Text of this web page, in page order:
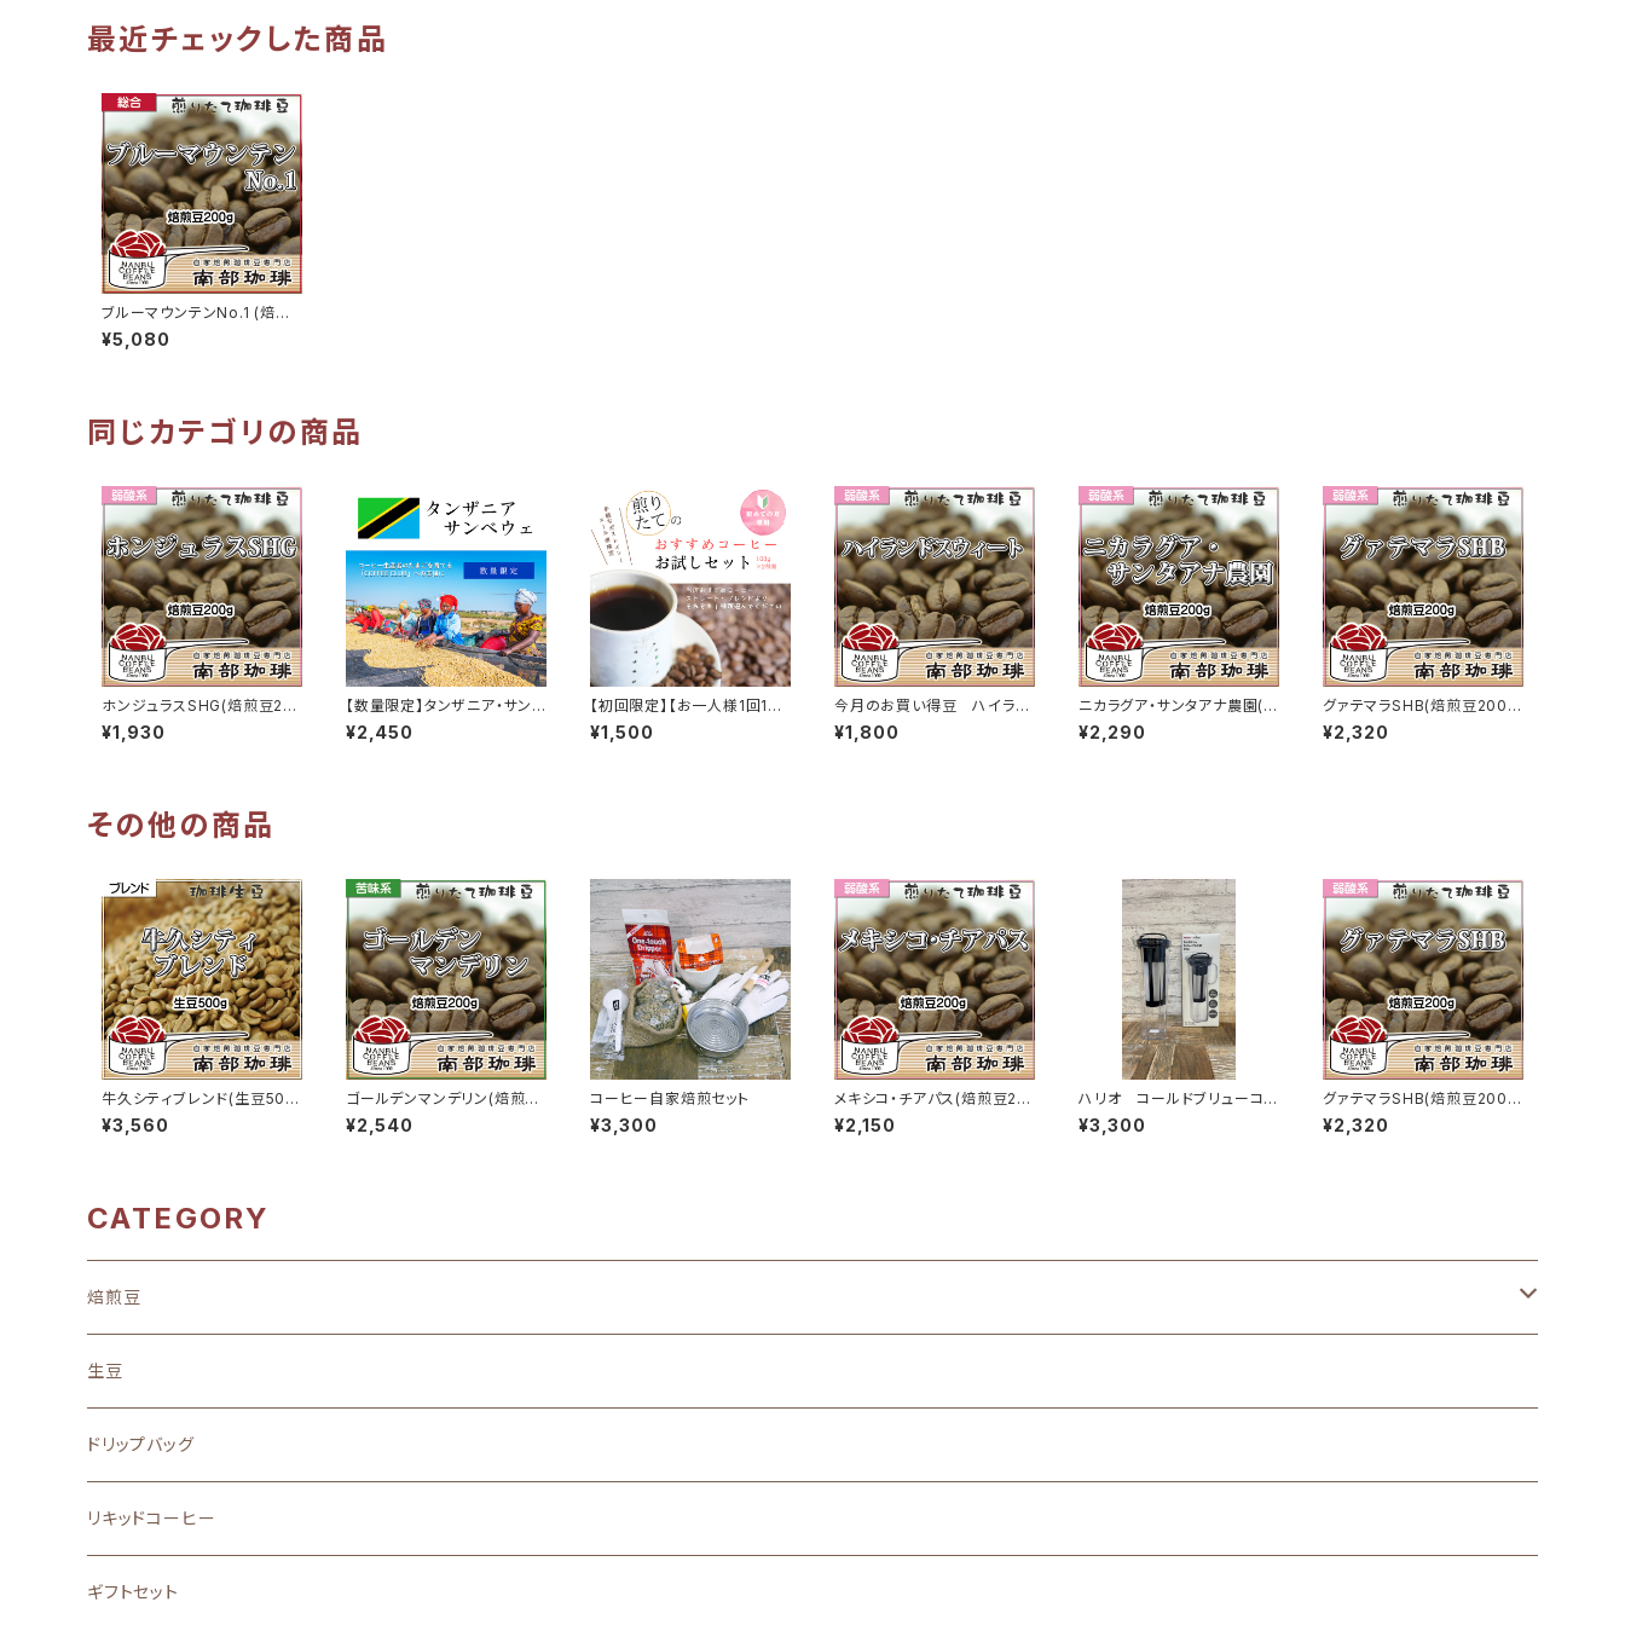
最近チェックした商品
ブルーマウンテンNo.1 (焙煎
豆200g)
¥5,080
同じカテゴリの商品
ホンジュラスSHG(焙煎豆20
0g)
¥1,930
【数量限定】タンザニア・サン
ベウェ(焙煎豆200g)
¥2,450
【初回限定】【お一人様1回1個
まで】おすすめコーヒーお試し
セット（100g×2種類）
¥1,500
今月のお買い得豆 ハイラン
ドスウィート(焙煎豆200g)
¥1,800
ニカラグア・サンタアナ農園(焙
煎豆200g)
¥2,290
グァテマラSHB(焙煎豆200
g)
¥2,320
その他の商品
牛久シティブレンド(生豆500
g)
¥3,560
ゴールデンマンデリン(焙煎豆
200g)
¥2,540
コーヒー自家焙煎セット
¥3,300
メキシコ・チアパス(焙煎豆20
0g)
¥2,150
ハリオ コールドブリューコ
ーヒーピッチャー・ライズ（CB
R-12-B）
¥3,300
グァテマラSHB(焙煎豆200
g)
¥2,320
CATEGORY
焙煎豆
地域別
中南米
アフリカ
味わい
フルーティーな酸味を楽しむ
バランスの良い味と香り
ストレート
ブレンド
生豆
ドリップバッグ
リキッドコーヒー
ギフトセット